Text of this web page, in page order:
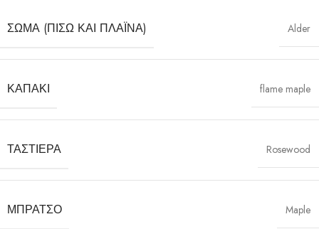
ΣΏΜΑ (ΠΊΣΩ ΚΑΙ ΠΛΑΪΝΆ) Alder
ΚΑΠΆΚΙ flame maple
ΤΑΣΤΙΈΡΑ Rosewood
ΜΠΡΆΤΣΟ Maple